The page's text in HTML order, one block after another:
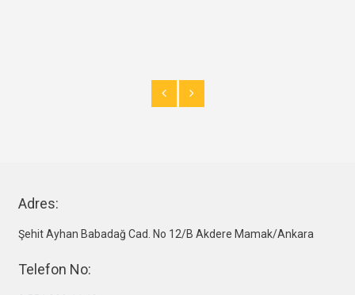
Adres:
Şehit Ayhan Babadağ Cad. No 12/B Akdere Mamak/Ankara
Telefon No: